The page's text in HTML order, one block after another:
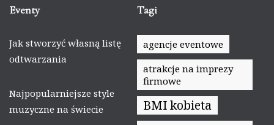
Eventy
Jak stworzyć własną listę
odtwarzania
Najpopularniejsze style
muzyczne na świecie
Tagi
agencje eventowe
atrakcje na imprezy
firmowe
BMI kobieta